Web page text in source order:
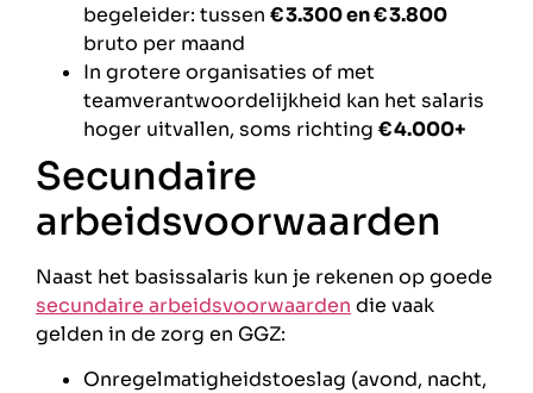
begeleider: tussen € 3.300 en € 3.800
bruto per maand
In grotere organisaties of met
teamverantwoordelijkheid kan het salaris
hoger uitvallen, soms richting € 4.000+
Secundaire
arbeidsvoorwaarden
Naast het basissalaris kun je rekenen op goede
secundaire arbeidsvoorwaarden die vaak
gelden in de zorg en GGZ:
Onregelmatigheidstoeslag (avond, nacht,